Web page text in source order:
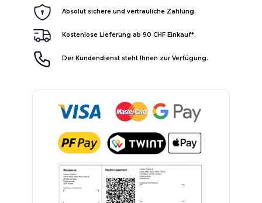
Absolut sichere und vertrauliche Zahlung.
Kostenlose Lieferung ab 90 CHF Einkauf*.
Der Kundendienst steht Ihnen zur Verfügung.